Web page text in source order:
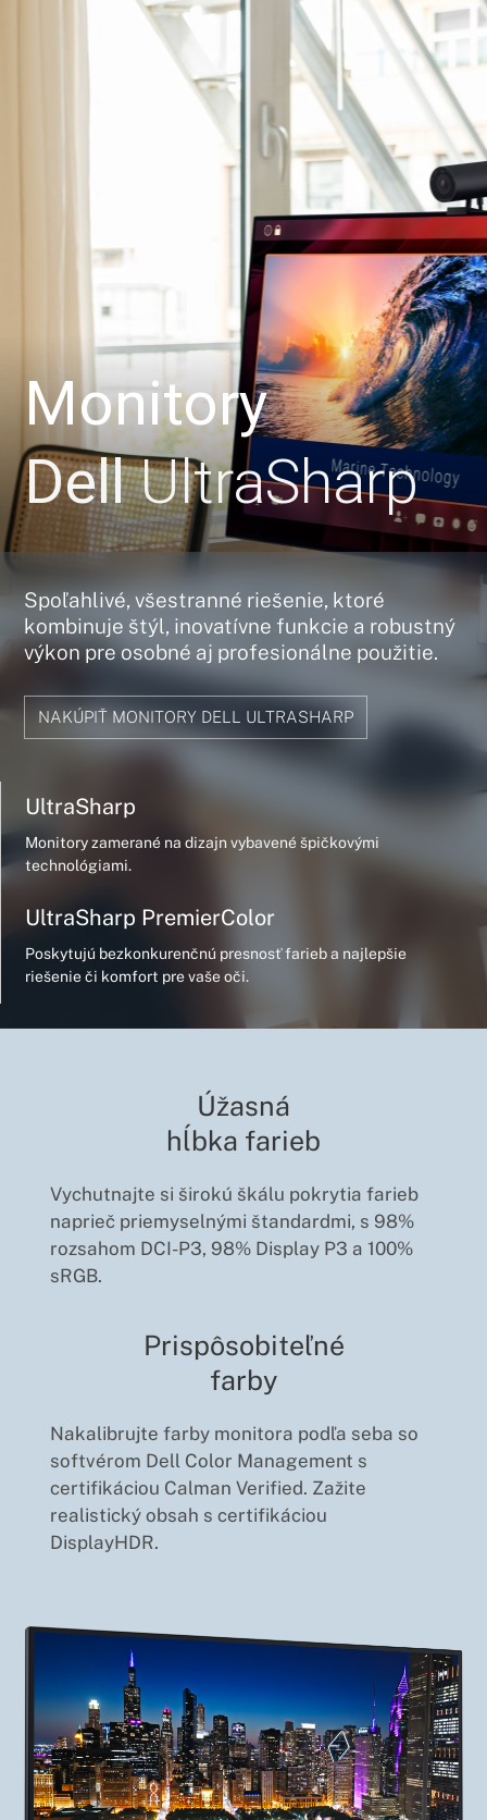
Monitory
DellUltraSharp
Spoľahlivé, všestranné riešenie, ktoré
kombinuje štýl, inovatívne funkcie a robustný
výkon pre osobné aj profesionálne použitie.
NAKÚPIŤ MONITORY DELL ULTRASHARP
UltraSharp
Monitory zamerané na dizajn vybavené špičkovými
technológiami.
UltraSharp PremierColor
Poskytujú bezkonkurenčnú presnosť farieb a najlepšie
riešenie či komfort pre vaše oči.
Úžasná
hĺbka farieb
Vychutnajte si širokú škálu pokrytia farieb
naprieč priemyselnými štandardmi, s 98%
rozsahom DCI-P3, 98% Display P3 a 100%
sRGB.
Prispôsobiteľné
farby
Nakalibrujte farby monitora podľa seba so
softvérom Dell Color Management s
certifikáciou Calman Verified. Zažite
realistický obsah s certifikáciou
DisplayHDR.